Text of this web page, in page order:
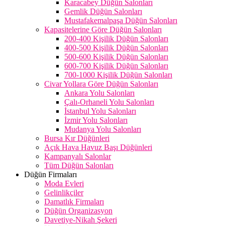
Karacabey Düğün Salonları
Gemlik Düğün Salonları
Mustafakemalpaşa Düğün Salonları
Kapasitelerine Göre Düğün Salonları
200-400 Kişilik Düğün Salonları
400-500 Kişilik Düğün Salonları
500-600 Kişilik Düğün Salonları
600-700 Kişilik Düğün Salonları
700-1000 Kişilik Düğün Salonları
Civar Yollara Göre Düğün Salonları
Ankara Yolu Salonları
Çalı-Orhaneli Yolu Salonları
İstanbul Yolu Salonları
İzmir Yolu Salonları
Mudanya Yolu Salonları
Bursa Kır Düğünleri
Açık Hava Havuz Başı Düğünleri
Kampanyalı Salonlar
Tüm Düğün Salonları
Düğün Firmaları
Moda Evleri
Gelinlikçiler
Damatlık Firmaları
Düğün Organizasyon
Davetiye-Nikah Şekeri